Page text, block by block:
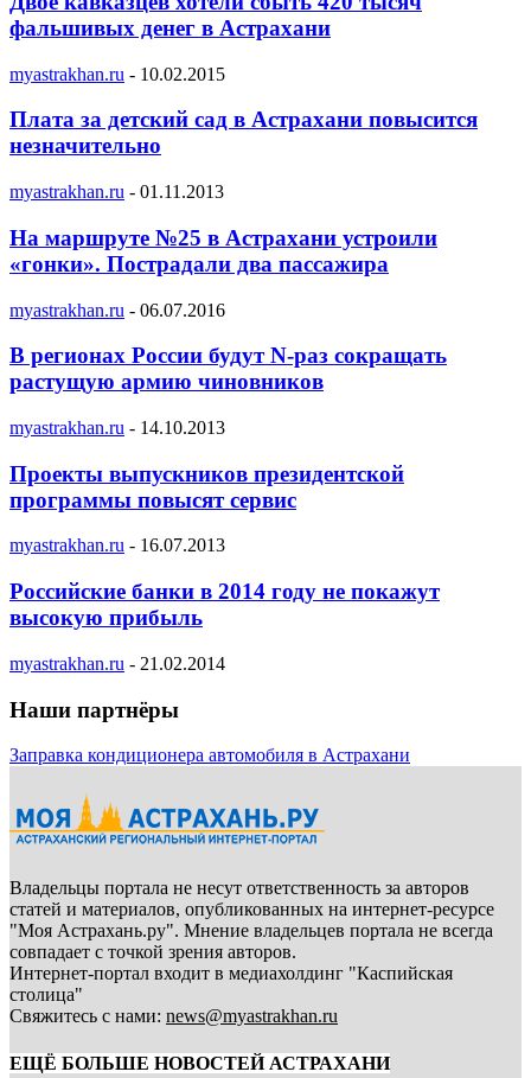
фальшивых денег в Астрахани
myastrakhan.ru - 10.02.2015
Плата за детский сад в Астрахани повысится
незначительно
myastrakhan.ru - 01.11.2013
На маршруте №25 в Астрахани устроили
«гонки». Пострадали два пассажира
myastrakhan.ru - 06.07.2016
В регионах России будут N-раз сокращать
растущую армию чиновников
myastrakhan.ru - 14.10.2013
Проекты выпускников президентской
программы повысят сервис
myastrakhan.ru - 16.07.2013
Российские банки в 2014 году не покажут
высокую прибыль
myastrakhan.ru - 21.02.2014
Наши партнёры
Заправка кондиционера автомобиля в Астрахани
Владельцы портала не несут ответственность за авторов
статей и материалов, опубликованных на интернет-ресурсе
"Моя Астрахань.ру". Мнение владельцев портала не всегда
совпадает с точкой зрения авторов.
Интернет-портал входит в медиахолдинг "Каспийская
столица"
Свяжитесь с нами: news@myastrakhan.ru
ЕЩЁ БОЛЬШЕ НОВОСТЕЙ АСТРАХАНИ